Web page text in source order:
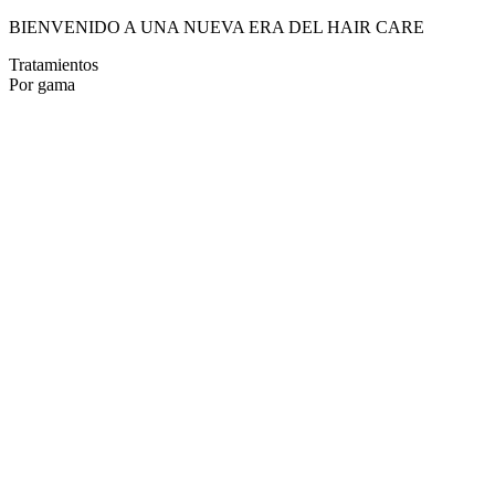
BIENVENIDO A UNA NUEVA ERA DEL HAIR CARE
Tratamientos
Por gama